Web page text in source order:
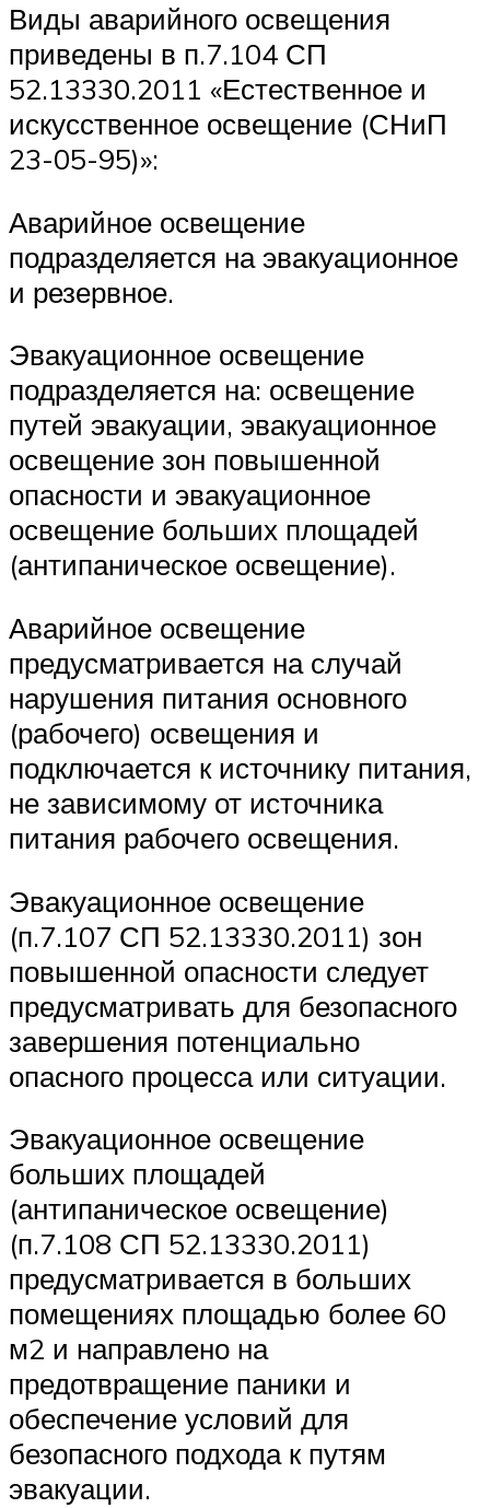
Виды аварийного освещения
приведены в п.7.104 СП
52.13330.2011 «Естественное и
искусственное освещение (СНиП
23-05-95)»:
Аварийное освещение
подразделяется на эвакуационное
и резервное.
Эвакуационное освещение
подразделяется на: освещение
путей эвакуации, эвакуационное
освещение зон повышенной
опасности и эвакуационное
освещение больших площадей
(антипаническое освещение).
Аварийное освещение
предусматривается на случай
нарушения питания основного
(рабочего) освещения и
подключается к источнику питания,
не зависимому от источника
питания рабочего освещения.
Эвакуационное освещение
(п.7.107 СП 52.13330.2011) зон
повышенной опасности следует
предусматривать для безопасного
завершения потенциально
опасного процесса или ситуации.
Эвакуационное освещение
больших площадей
(антипаническое освещение)
(п.7.108 СП 52.13330.2011)
предусматривается в больших
помещениях площадью более 60
м2 и направлено на
предотвращение паники и
обеспечение условий для
безопасного подхода к путям
эвакуации.